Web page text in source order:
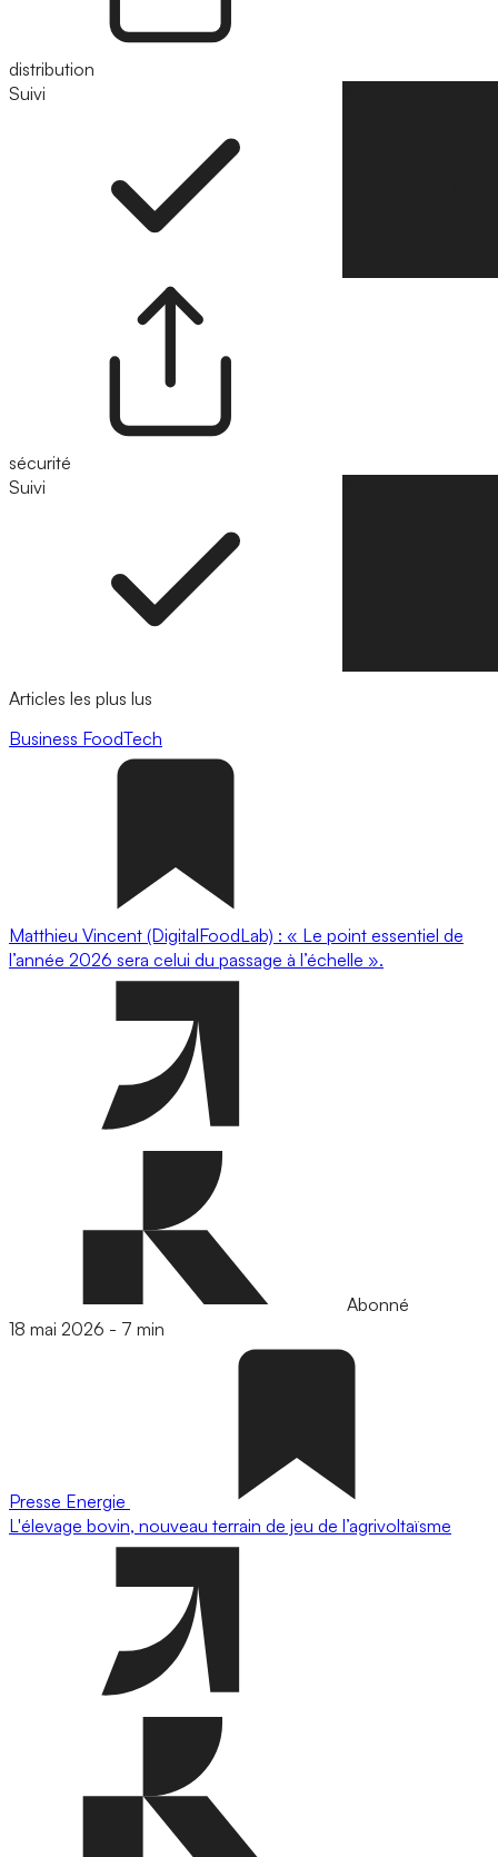
distribution
Suivi
sécurité
Suivi
Articles les plus lus
Business FoodTech
Matthieu Vincent (DigitalFoodLab) : « Le point essentiel de
l’année 2026 sera celui du passage à l’échelle ».
Abonné
18 mai 2026 - 7 min
Presse Energie
L'élevage bovin, nouveau terrain de jeu de l’agrivoltaïsme